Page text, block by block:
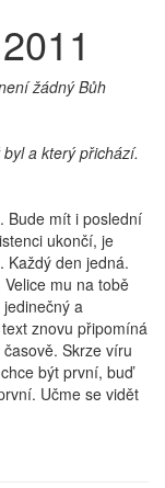
žádný Bůh
a který přichází.
Bude mít i poslední
ukončí, je
Každý den jedná.
mu na tobě
a
znovu připomíná
Skrze víru
být první, buď
Učme se vidět